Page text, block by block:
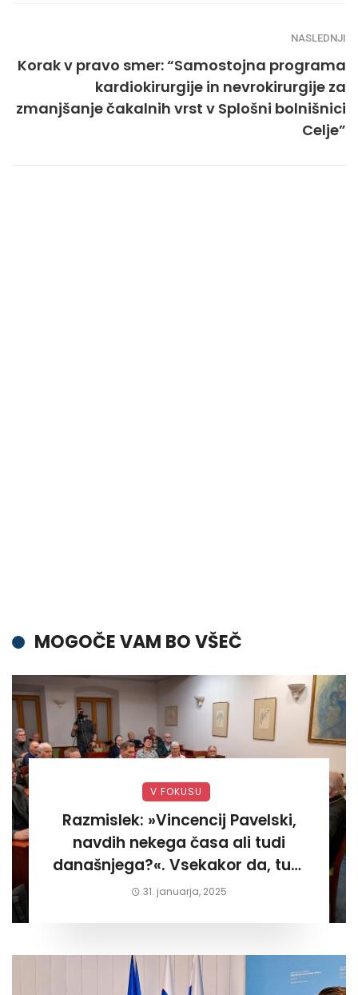
NASLEDNJI
Korak v pravo smer: “Samostojna programa
kardiokirurgije in nevrokirurgije za
zmanjšanje čakalnih vrst v Splošni bolnišnici
Celje”
MOGOČE VAM BO VŠEČ
V FOKUSU
Razmislek: »Vincencij Pavelski,
navdih nekega časa ali tudi
današnjega?«. Vsekakor da, tudi
današnjega«
31. januarja, 2025